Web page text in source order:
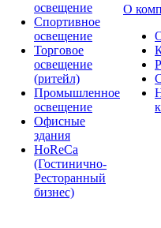
освещение
Спортивное
освещение
Торговое
освещение
(ритейл)
Промышленное
освещение
Офисные
здания
HoReCa
(Гостинично-
Ресторанный
бизнес)
О